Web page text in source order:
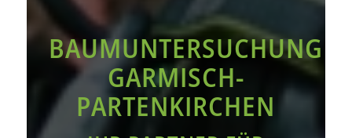
BAUMUNTERSUCHUNG
GARMISCH-
PARTENKIRCHEN